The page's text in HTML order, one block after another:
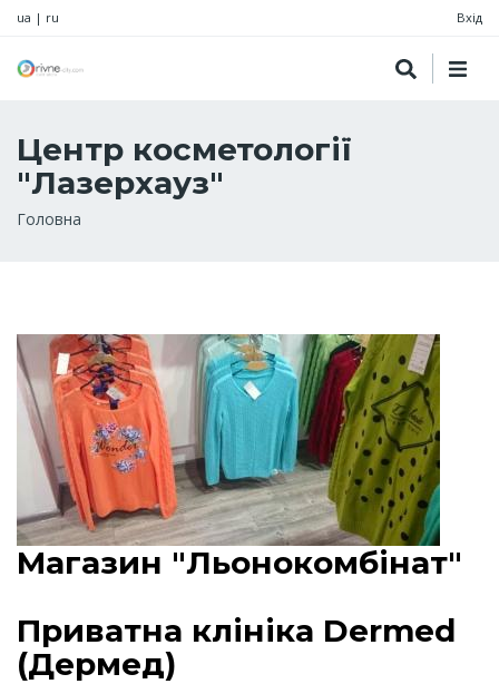
ua | ru Вхід
Центр косметології
"Лазерхауз"
Рядок
Головна
Магазин "Льонокомбінат"
Приватна клініка Dermed
(Дермед)